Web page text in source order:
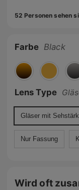
52 Personen sehen
Farbe Black
Lens Type
Gläser mit
Nur Fassung
Wird oft